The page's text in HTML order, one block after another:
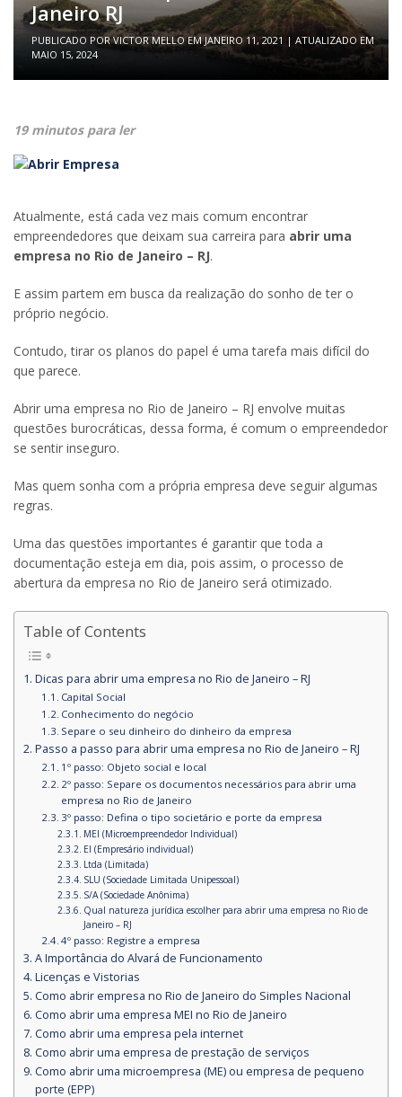
Janeiro RJ
PUBLICADO PORVICTOR MELLOEMJANEIRO 11, 2021 | ATUALIZADO EM
MAIO 15, 2024
19 minutos para ler
Atualmente, está cada vez mais comum encontrar
empreendedores que deixam sua carreira para abrir uma
empresa no Rio de Janeiro – RJ.
E assim partem em busca da realização do sonho de ter o
próprio negócio.
Contudo, tirar os planos do papel é uma tarefa mais difícil do
que parece.
Abrir uma empresa no Rio de Janeiro – RJ envolve muitas
questões burocráticas, dessa forma, é comum o empreendedor
se sentir inseguro.
Mas quem sonha com a própria empresa deve seguir algumas
regras.
Uma das questões importantes é garantir que toda a
documentação esteja em dia, pois assim, o processo de
abertura da empresa no Rio de Janeiro será otimizado.
Table of Contents
Dicas para abrir uma empresa no Rio de Janeiro – RJ
Capital Social
Conhecimento do negócio
Separe o seu dinheiro do dinheiro da empresa
Passo a passo para abrir uma empresa no Rio de Janeiro – RJ
1º passo: Objeto social e local
2º passo: Separe os documentos necessários para abrir uma
empresa no Rio de Janeiro
​3º passo: Defina o tipo societário e porte da empresa
MEI (Microempreendedor Individual)
EI (Empresário individual)
Ltda (Limitada)
SLU (Sociedade Limitada Unipessoal)
S/A (Sociedade Anônima)
Qual natureza jurídica escolher para abrir uma empresa no Rio de
Janeiro – RJ
4º passo: Registre a empresa
A Importância do Alvará de Funcionamento
Licenças e Vistorias
Como abrir empresa no Rio de Janeiro do Simples Nacional
Como abrir uma empresa MEI no Rio de Janeiro
Como abrir uma empresa pela internet
Como abrir uma empresa de prestação de serviços
Como abrir uma microempresa (ME) ou empresa de pequeno
porte (EPP)